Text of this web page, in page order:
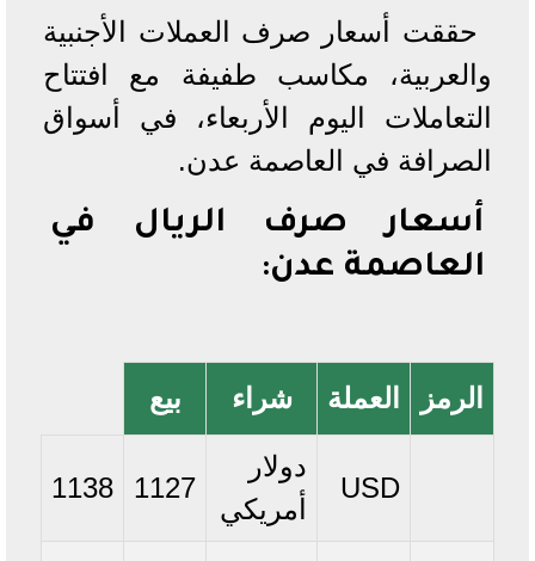
حققت أسعار صرف العملات الأجنبية
والعربية، مكاسب طفيفة مع افتتاح
التعاملات اليوم الأربعاء، في أسواق
الصرافة في العاصمة عدن.
أسعار صرف الريال في
العاصمة عدن:
الرمز العملة شراء بيع
USD
دولار
أمريكي
1127
1138